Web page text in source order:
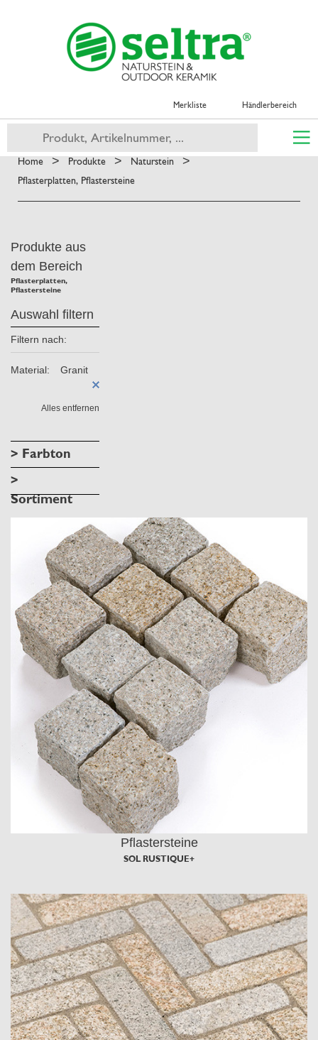
Merkliste Händlerbereich
Home > Produkte > Naturstein >
Pflasterplatten, Pflastersteine
Produkte aus
dem Bereich
Pflasterplatten,
Pflastersteine
Auswahl filtern
Filtern nach:
Material: Granit
Alles entfernen
> Farbton
>
Sortiment
Pflastersteine
SOL RUSTIQUE+